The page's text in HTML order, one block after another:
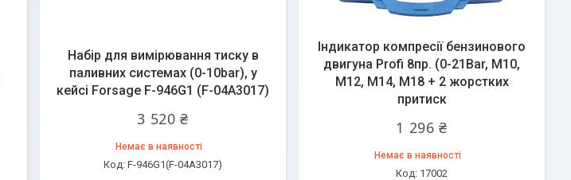
Набір для вимірювання тиску в
паливних системах (0-10bar), у
кейсі Forsage F-946G1 (F-04A3017)
3 520 ₴
Немає в наявності
F-946G1(F-04A3017)
Індикатор компресії бензинового
двигуна Profi 8пр. (0-21Bar, М10,
М12, М14, М18 + 2 жорстких
притиск
1 296 ₴
Немає в наявності
17002